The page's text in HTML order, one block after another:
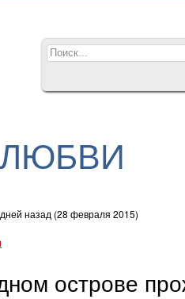
ЛЮБВИ
назад (28 февраля 2015)
острове